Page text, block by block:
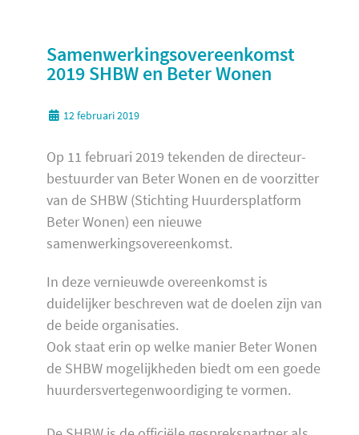
Samenwerkingsovereenkomst
2019 SHBW en Beter Wonen
12 februari 2019
Op 11 februari 2019 tekenden de directeur-
bestuurder van Beter Wonen en de voorzitter
van de SHBW (Stichting Huurdersplatform
Beter Wonen) een nieuwe
samenwerkingsovereenkomst.
In deze vernieuwde overeenkomst is
duidelijker beschreven wat de doelen zijn van
de beide organisaties.
Ook staat erin op welke manier Beter Wonen
de SHBW mogelijkheden biedt om een goede
huurdersvertegenwoordiging te vormen.